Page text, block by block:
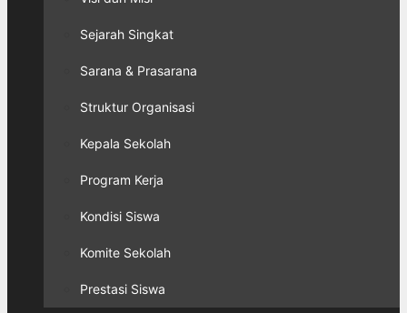
Sejarah Singkat
Sarana & Prasarana
Struktur Organisasi
Kepala Sekolah
Program Kerja
Kondisi Siswa
Komite Sekolah
Prestasi Siswa